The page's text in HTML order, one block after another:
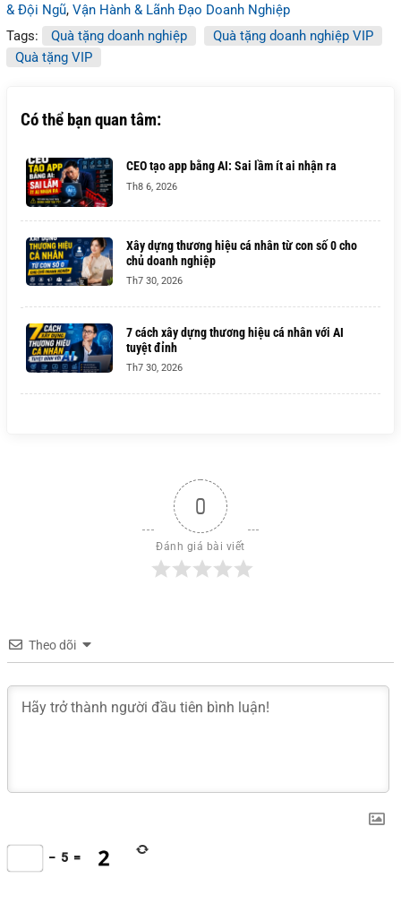
& Đội Ngũ, Vận Hành & Lãnh Đạo Doanh Nghiệp
Tags:
Quà tặng doanh nghiệp
Quà tặng doanh nghiệp VIP
Quà tặng VIP
Có thể bạn quan tâm:
CEO tạo app bằng AI: Sai lầm ít ai nhận ra
Th8 6, 2026
Xây dựng thương hiệu cá nhân từ con số 0 cho
chủ doanh nghiệp
Th7 30, 2026
7 cách xây dựng thương hiệu cá nhân với AI
tuyệt đỉnh
Th7 30, 2026
0
Đánh giá bài viết
Theo dõi
− 5 =